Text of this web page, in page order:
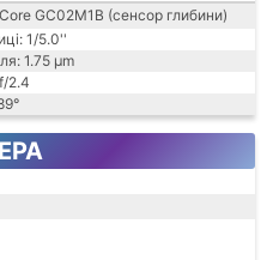
GC02M1B (сенсор глибини)
1/5.0''
1.75 μm
2.4